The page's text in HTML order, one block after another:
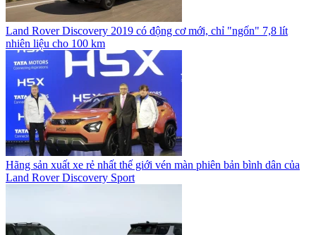
Land Rover Discovery 2019 có động cơ mới, chỉ "ngốn" 7,8 lít
nhiên liệu cho 100 km
Hãng sản xuất xe rẻ nhất thế giới vén màn phiên bản bình dân của
Land Rover Discovery Sport